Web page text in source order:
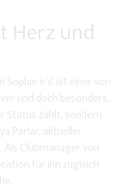
Herz und
e.V. ist einer von
und doch besonders.
Status zählt, sondern
Parlar, aktueller
Als Clubmanager von
für ihn zugleich